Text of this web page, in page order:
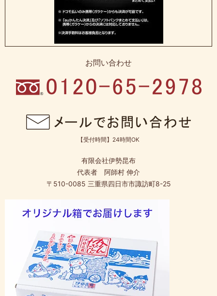
お問い合わせ
【受付時間】24時間OK
有限会社伊勢昆布
代表者 阿師村 伸介
〒510-0085 三重県四日市市諏訪町8-25